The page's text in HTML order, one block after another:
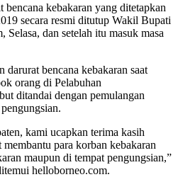
bencana kebakaran yang ditetapkan
secara resmi ditutup Wakil Bupati
Selasa, dan setelah itu masuk masa
darurat bencana kebakaran saat
orang di Pelabuhan
ditandai dengan pemulangan
kami ucapkan terima kasih
para korban kebakaran
maupun di tempat pengungsian,”
helloborneo.com.